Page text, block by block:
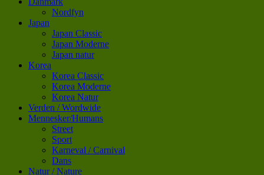
Nordfyn
Japan
Japan Classic
Japan Moderne
Japan natur
Korea
Korea Classic
Korea Moderne
Korea Natur
Verden / Wordwide
Mennesker/Humans
Street
Sport
Karneval / Carnival
Dans
Natur / Nature